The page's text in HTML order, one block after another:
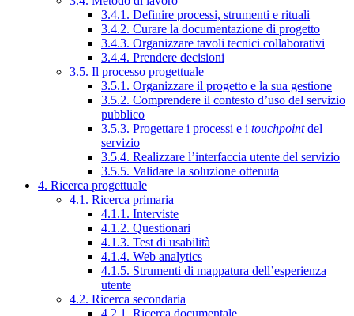
3.4.1. Definire processi, strumenti e rituali
3.4.2. Curare la documentazione di progetto
3.4.3. Organizzare tavoli tecnici collaborativi
3.4.4. Prendere decisioni
3.5. Il processo progettuale
3.5.1. Organizzare il progetto e la sua gestione
3.5.2. Comprendere il contesto d’uso del servizio
pubblico
3.5.3. Progettare i processi e i touchpointdel
servizio
3.5.4. Realizzare l’interfaccia utente del servizio
3.5.5. Validare la soluzione ottenuta
4. Ricerca progettuale
4.1. Ricerca primaria
4.1.1. Interviste
4.1.2. Questionari
4.1.3. Test di usabilità
4.1.4. Web analytics
4.1.5. Strumenti di mappatura dell’esperienza
utente
4.2. Ricerca secondaria
4.2.1. Ricerca documentale